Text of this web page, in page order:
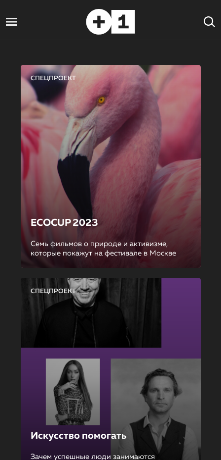
СПЕЦПРОЕКТ
ECOCUP 2023
Семь фильмов о природе и активизме,
которые покажут на фестивале в Москве
СПЕЦПРОЕКТ
Искусство помогать
Зачем успешные люди занимаются